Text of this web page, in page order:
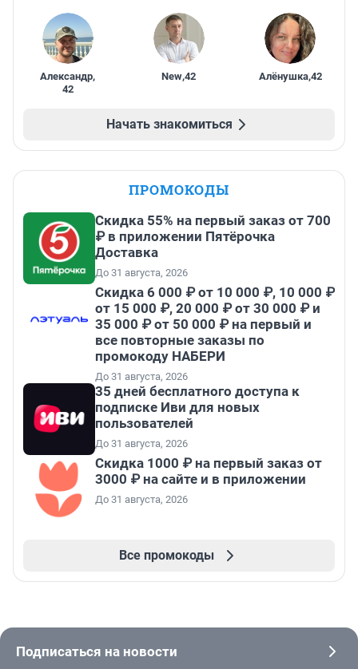
Александр,
42
New,42 Алёнушка,42
Начать знакомиться
ПРОМОКОДЫ
Скидка 55% на первый заказ от 700
₽ в приложении Пятёрочка
Доставка
До 31 августа, 2026
Скидка 6 000 ₽ от 10 000 ₽, 10 000 ₽
от 15 000 ₽, 20 000 ₽ от 30 000 ₽ и
35 000 ₽ от 50 000 ₽ на первый и
все повторные заказы по
промокоду НАБЕРИ
До 31 августа, 2026
35 дней бесплатного доступа к
подписке Иви для новых
пользователей
До 31 августа, 2026
Скидка 1000 ₽ на первый заказ от
3000 ₽ на сайте и в приложении
До 31 августа, 2026
Все промокоды
Подписаться на новости